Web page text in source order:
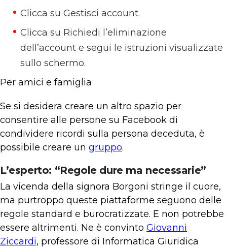
Clicca su Gestisci account.
Clicca su Richiedi l’eliminazione
dell’account e segui le istruzioni visualizzate
sullo schermo.
Per amici e famiglia
Se si desidera creare un altro spazio per
consentire alle persone su Facebook di
condividere ricordi sulla persona deceduta, è
possibile creare un gruppo.
L’esperto: “Regole dure ma necessarie”
La vicenda della signora Borgoni stringe il cuore,
ma purtroppo queste piattaforme seguono delle
regole standard e burocratizzate. E non potrebbe
essere altrimenti. Ne è convinto Giovanni
Ziccardi, professore di Informatica Giuridica